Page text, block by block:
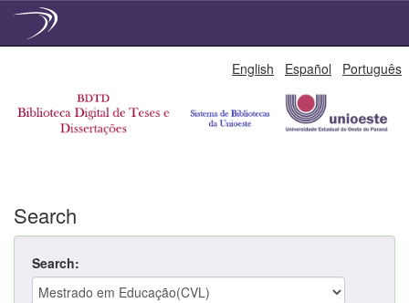
English Español Português
Search
Search: